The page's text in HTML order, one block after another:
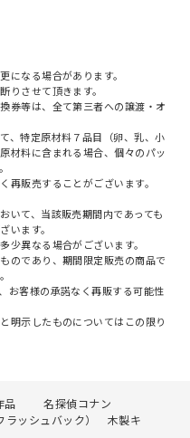
になる場合があります。
りさせて頂きます。
券等は、全て第三者への譲渡・オ
、特定原材料７品目（卵、乳、小
材料に含まれる場合、個々のパッ
再販売することがございます。
いて、当該販売期間内であっても
います。
少異なる場合がございます。
のであり、期間限定販売の商品で
お客様の承諾なく再販する可能性
明示したものについてはこの限り
品
名探偵コナン
ッシュバック） 木製キ